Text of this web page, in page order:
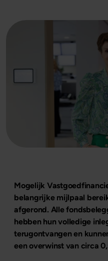
Mogelijk
belangrijke mijlpaal
afgerond. Alle
hebben hun volledige
terugontvangen en
een overwinst van circa